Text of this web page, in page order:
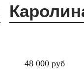
48 000 руб